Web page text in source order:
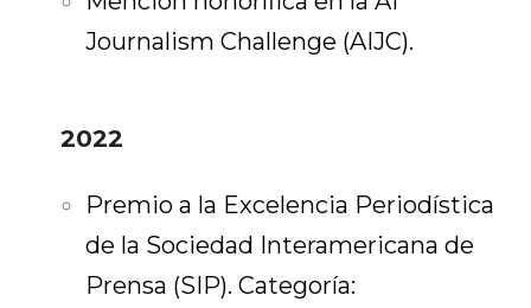
Journalism Challenge (AIJC).
2022
Premio a la Excelencia Periodística
de la Sociedad Interamericana de
Prensa (SIP). Categoría: